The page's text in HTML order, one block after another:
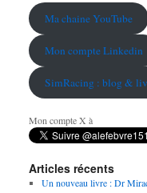
Ma chaine YouTube
Mon compte Linkedin
SimRacing : blog &
Mon compte X à
Articles récents
Un nouveau livre : Dr